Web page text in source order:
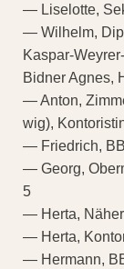
— Liselotte,
— Wilhelm,
Kaspar-
Bidner Agnes,
— Anton,
wig),
— Friedrich,
— Georg,
5
— Herta,
— Herta,
— Hermann,